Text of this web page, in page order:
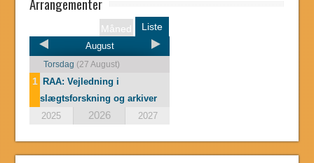
Liste
Måned
August
Torsdag (27 August)
1 RAA: Vejledning i
slægtsforskning og arkiver
2025
2026 2027